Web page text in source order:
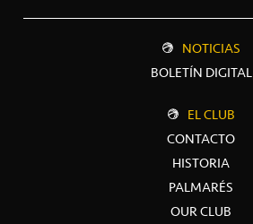
NOTICIAS
BOLETÍN DIGITAL
EL CLUB
CONTACTO
HISTORIA
PALMARÉS
OUR CLUB